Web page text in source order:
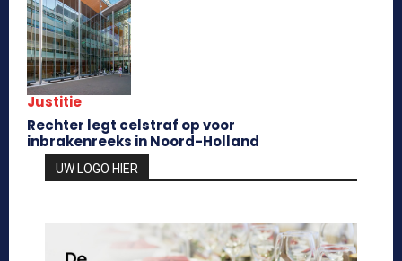
Justitie
Rechter legt celstraf op voor
inbrakenreeks in Noord-Holland
UW LOGO HIER